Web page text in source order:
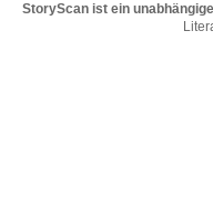
StoryScan ist ein